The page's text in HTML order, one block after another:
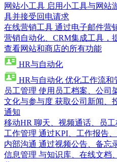
网站小工具 启用小工具与网站
具并接受回电请求
在线营销工具 通过电子邮件营
营销自动化、CRM集成工具，
查看网站和商店的所有功能
HR与自动化
HR与自动化 优化工作流和
员工管理 使用员工档案、公司
文化与参与度 获取公司新闻、
通知
移动HR 聊天、视频通话、员
工作管理 通过KPI、工作报告
内部沟通 通过视频公告、备忘
信息管理 与知识库、在线文档